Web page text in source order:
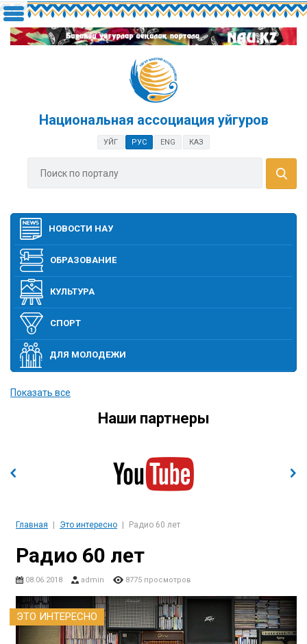
Национальная ассоциация уйгуров
УЙГ РУС ENG КАЗ
НОВОСТИ НАУ
ОБРАЗОВАНИЕ
КУЛЬТУРА
СПОРТ
ДЛЯ МОЛОДЕЖИ
ЭТО ИНТЕРЕСНО
Показать все
Наши партнеры
Главная Это интересно Радио 60 лет
Радио 60 лет
08.06.2018 admin 8775 просмотров
ЭТО ИНТЕРЕСНО